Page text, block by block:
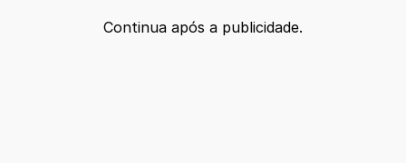
Continua após a publicidade.